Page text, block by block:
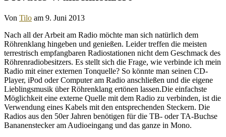
Von Tilo am 9. Juni 2013
Nach all der Arbeit am Radio möchte man sich natürlich dem
Röhrenklang hingeben und genießen. Leider treffen die meisten
terrestrisch empfangbaren Radiostationen nicht dem Geschmack des
Röhrenradiobesitzers. Es stellt sich die Frage, wie verbinde ich mein
Radio mit einer externen Tonquelle? So könnte man seinen CD-
Player, iPod oder Computer am Radio anschließen und die eigene
Lieblingsmusik über Röhrenklang ertönen lassen.Die einfachste
Möglichkeit eine externe Quelle mit dem Radio zu verbinden, ist die
Verwendung eines Kabels mit den entsprechenden Steckern. Die
Radios aus den 50er Jahren benötigen für die TB- oder TA-Buchse
Bananenstecker am Audioeingang und das ganze in Mono.